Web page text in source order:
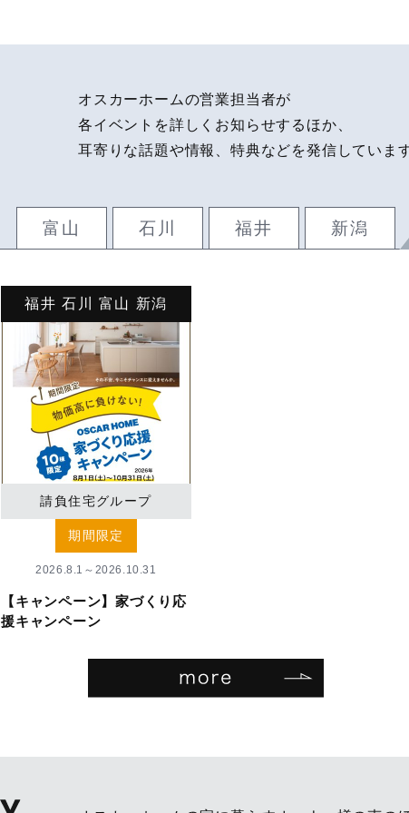
オスカーホームの営業担当者が
各イベントを詳しくお知らせするほか、
耳寄りな話題や情報、特典などを発信していま
富山 石川 福井 新潟
福井 石川 富山 新潟
請負住宅グループ
期間限定
2026.8.1～2026.10.31
【キャンペーン】家づくり応
援キャンペーン